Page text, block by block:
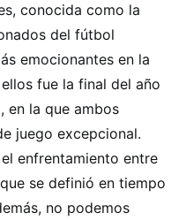
conocida como la
del fútbol
emocionantes en la
fue la final del año
en la que ambos
juego excepcional.
enfrentamiento entre
se definió en tiempo
no podemos